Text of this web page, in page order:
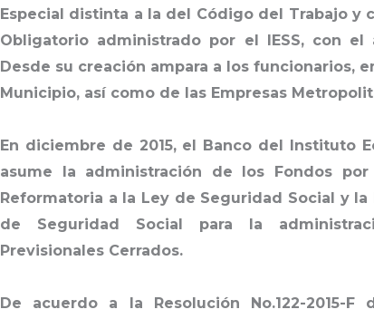
Especial distinta a la del Código del Trabajo y
Obligatorio administrado por el IESS, con
Desde su creación ampara a los funcionarios,
Municipio, así como de las Empresas
En diciembre de 2015, el Banco del Instituto
asume la administración de los Fondos
Reformatoria a la Ley de Seguridad Social y
de Seguridad Social para la
Previsionales Cerrados.
De acuerdo a la Resolución No.122-2015-